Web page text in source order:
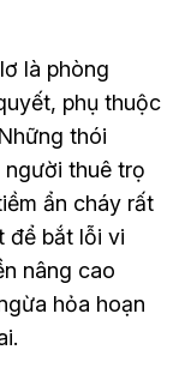
là phòng
phụ thuộc
thói
người thuê trọ
ẩn cháy rất
để bắt lỗi vi
nâng cao
hỏa hoạn